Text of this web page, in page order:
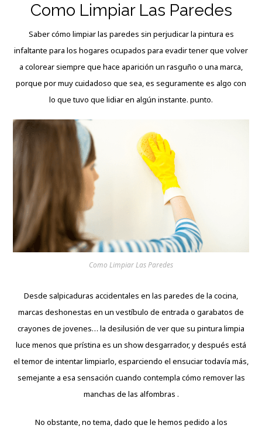
Como Limpiar Las Paredes
Saber cómo limpiar las paredes sin perjudicar la pintura es
infaltante para los hogares ocupados para evadir tener que volver
a colorear siempre que hace aparición un rasguño o una marca,
porque por muy cuidadoso que sea, es seguramente es algo con
lo que tuvo que lidiar en algún instante. punto.
Como Limpiar Las Paredes
Desde salpicaduras accidentales en las paredes de la cocina,
marcas deshonestas en un vestíbulo de entrada o garabatos de
crayones de jovenes… la desilusión de ver que su pintura limpia
luce menos que prístina es un show desgarrador, y después está
el temor de intentar limpiarlo, esparciendo el ensuciar todavía más,
semejante a esa sensación cuando contempla cómo remover las
manchas de las alfombras .
No obstante, no tema, dado que le hemos pedido a los